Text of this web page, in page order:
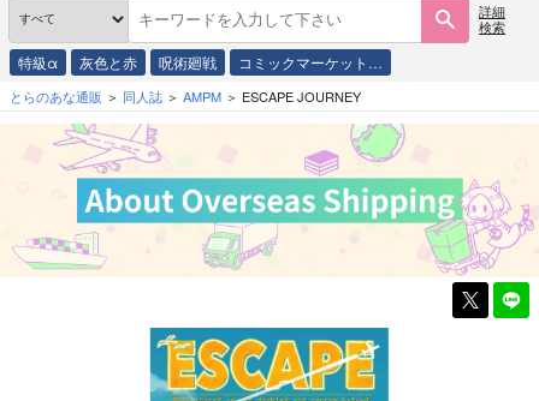
詳細
検索
特級α 灰色と赤 呪術廻戦 コミックマーケット…
とらのあな通販 同人誌 AMPM ESCAPE JOURNEY